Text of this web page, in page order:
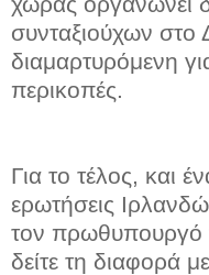
συνταξιούχων στο
διαμαρτυρόμενη
περικοπές.
Για το τέλος, και
ερωτήσεις
τον πρωθυπουργό
δείτε τη διαφορά